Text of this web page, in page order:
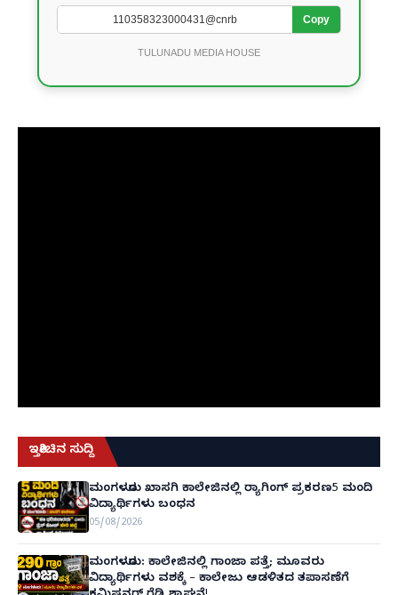
Copy
TULUNADU MEDIA HOUSE
ಇತ್ತೀಚಿನ ಸುದ್ದಿ
ಮಂಗಳೂರು ಖಾಸಗಿ ಕಾಲೇಜಿನಲ್ಲಿ ರ‌್ಯಾಗಿಂಗ್ ಪ್ರಕರಣ5 ಮಂದಿ
ವಿದ್ಯಾರ್ಥಿಗಳು ಬಂಧನ
05/08/2026
ಮಂಗಳೂರು: ಕಾಲೇಜಿನಲ್ಲಿ ಗಾಂಜಾ ಪತ್ತೆ; ಮೂವರು
ವಿದ್ಯಾರ್ಥಿಗಳು ವಶಕ್ಕೆ – ಕಾಲೇಜು ಆಡಳಿತದ ತಪಾಸಣೆಗೆ